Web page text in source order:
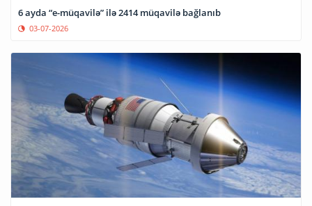
6 ayda “e-müqavilə” ilə 2414 müqavilə bağlanıb
03-07-2026